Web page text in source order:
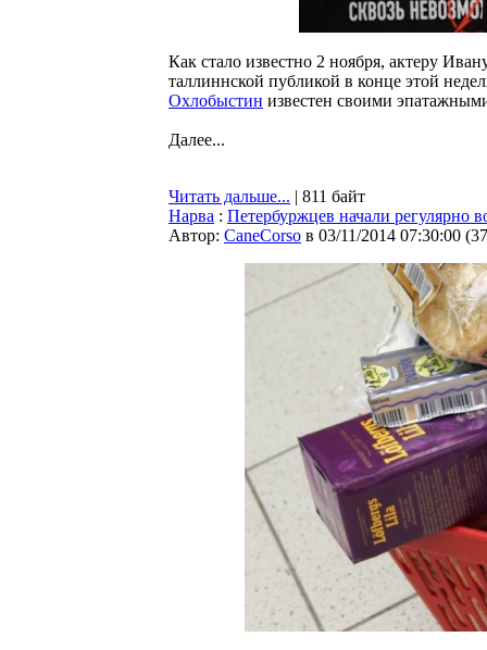
Как стало известно 2 ноября, актеру
таллиннской публикой в конце этой
Охлобыстин известен своими
Далее...
Читать дальше... | 811 байт
Нарва : Петербуржцев начали регулярно
Автор: CaneCorso в 03/11/2014 07:30:00 (